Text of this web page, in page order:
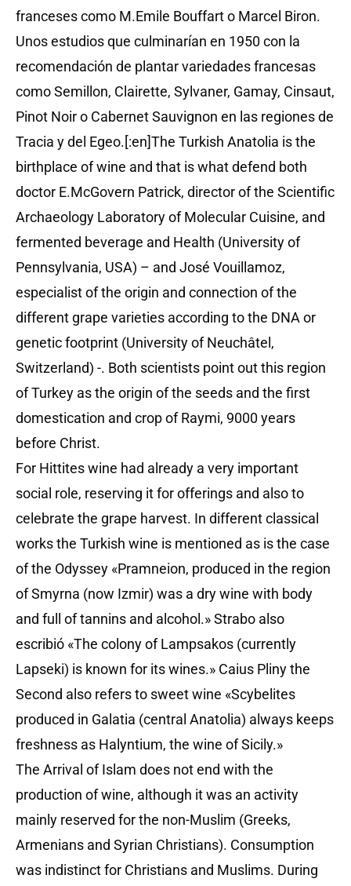
franceses como M.Emile Bouffart o Marcel Biron.
Unos estudios que culminarían en 1950 con la
recomendación de plantar variedades francesas
como Semillon, Clairette, Sylvaner, Gamay, Cinsaut,
Pinot Noir o Cabernet Sauvignon en las regiones de
Tracia y del Egeo.[:en]The Turkish Anatolia is the
birthplace of wine and that is what defend both
doctor E.McGovern Patrick, director of the Scientific
Archaeology Laboratory of Molecular Cuisine, and
fermented beverage and Health (University of
Pennsylvania, USA) – and José Vouillamoz,
especialist of the origin and connection of the
different grape varieties according to the DNA or
genetic footprint (University of Neuchâtel,
Switzerland) -. Both scientists point out this region
of Turkey as the origin of the seeds and the first
domestication and crop of Raymi, 9000 years
before Christ.
For Hittites wine had already a very important
social role, reserving it for offerings and also to
celebrate the grape harvest. In different classical
works the Turkish wine is mentioned as is the case
of the Odyssey «Pramneion, produced in the region
of Smyrna (now Izmir) was a dry wine with body
and full of tannins and alcohol.» Strabo also
escribió «The colony of Lampsakos (currently
Lapseki) is known for its wines.» Caius Pliny the
Second also refers to sweet wine «Scybelites
produced in Galatia (central Anatolia) always keeps
freshness as Halyntium, the wine of Sicily.»
The Arrival of Islam does not end with the
production of wine, although it was an activity
mainly reserved for the non-Muslim (Greeks,
Armenians and Syrian Christians). Consumption
was indistinct for Christians and Muslims. During